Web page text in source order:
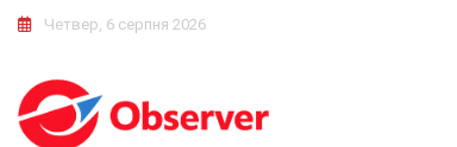
Четвер, 6 серпня 2026